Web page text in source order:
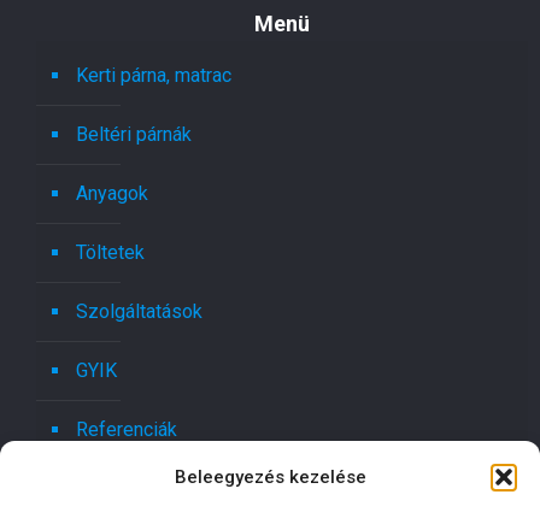
Beleegyezés kezelése
Menü
Kerti párna, matrac
Beltéri párnák
Anyagok
Töltetek
Szolgáltatások
GYIK
Referenciák